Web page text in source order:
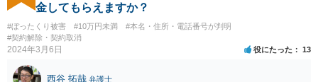
金してもらえますか？
#ぼったくり被害 #10万円未満
#本名・住所・電話番号が判明
#契約解除・契約取消
2024年3月6日 役にたった 13
西谷 拓哉 弁護士